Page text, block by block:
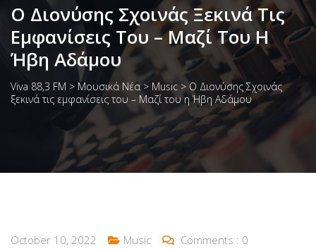
Ο Διονύσης Σχοινάς Ξεκινά Τις
Εμφανίσεις Του – Μαζί Του Η
Ήβη Αδάμου
Viva 88,3 FM > Μουσικά Νέα > Music > Ο Διονύσης Σχοινάς
ξεκινά τις εμφανίσεις του – Μαζί του η Ήβη Αδάμου
October 10, 2022 Music Comments : 0